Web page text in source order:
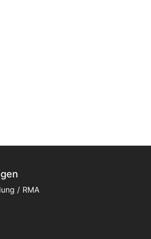
/ RMA